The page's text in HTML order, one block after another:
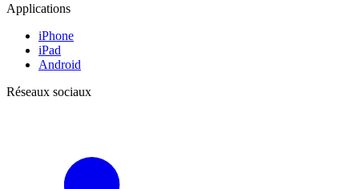
Applications
iPhone
iPad
Android
Réseaux sociaux